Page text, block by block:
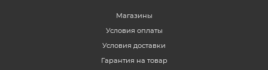
Магазины
Условия оплаты
Условия доставки
Гарантия на товар